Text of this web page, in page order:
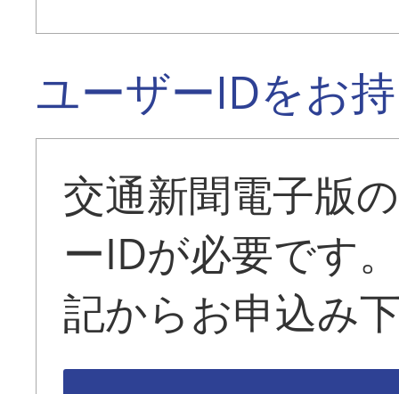
ユーザーIDをお
交通新聞電子版
ーIDが必要です
記からお申込み